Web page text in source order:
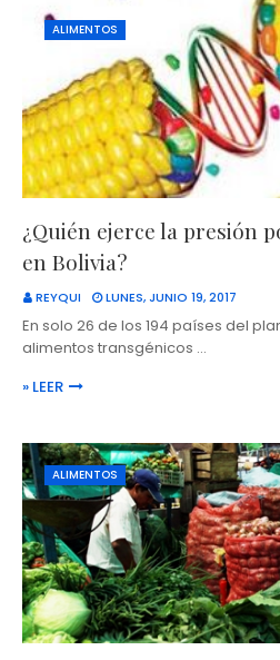
ALIMENTOS
¿Quién ejerce la presión
en Bolivia?
REYQUI LUNES, JUNIO 19, 2017
En solo 26 de los 194 países del
alimentos transgénicos …
» LEER
ALIMENTOS